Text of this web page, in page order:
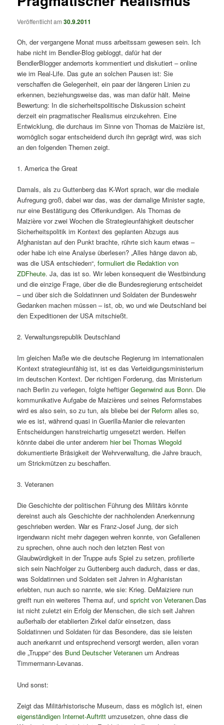
Veröffentlicht am30.9.2011
Oh, der vergangene Monat muss arbeitssam gewesen sein. Ich
habe nicht im Bendler-Blog gebloggt, dafür hat der
BendlerBlogger andernorts kommentiert und diskutiert – online
wie im Real-Life. Das gute an solchen Pausen ist: Sie
verschaffen die Gelegenheit, ein paar der längeren Linien zu
erkennen, beziehungsweise das, was man dafür hält. Meine
Bewertung: In die sicherheitspolitische Diskussion scheint
derzeit ein pragmatischer Realismus einzukehren. Eine
Entwicklung, die durchaus im Sinne von Thomas de Maizière ist,
womöglich sogar entscheidend durch ihn geprägt wird, was sich
an den folgenden Themen zeigt.
1. America the Great
Damals, als zu Guttenberg das K-Wort sprach, war die mediale
Aufregung groß, dabei war das, was der damalige Minister sagte,
nur eine Bestätigung des Offenkundigen. Als Thomas de
Maizière vor zwei Wochen die Strategieunfähigkeit deutscher
Sicherheitspolitik im Kontext des geplanten Abzugs aus
Afghanistan auf den Punkt brachte, rührte sich kaum etwas –
oder habe ich eine Analyse überlesen? „Alles hänge davon ab,
was die USA entschieden“,formuliert die Redaktion von
ZDFheute. Ja, das ist so. Wir leben konsequent die Westbindung
und die einzige Frage, über die die Bundesregierung entscheidet
– und über sich die Soldatinnen und Soldaten der Bundeswehr
Gedanken machen müssen – ist, ob, wo und wie Deutschland bei
den Expeditionen der USA mitschießt.
2. Verwaltungsrepublik Deutschland
Im gleichen Maße wie die deutsche Regierung im internationalen
Kontext strategieunfähig ist, ist es das Verteidigungsministerium
im deutschen Kontext. Der richtigen Forderung, das Ministerium
nach Berlin zu verlegen, folgte heftigerGegenwind aus Bonn. Die
kommunikative Aufgabe de Maizières und seines Reformstabes
wird es also sein, so zu tun, als bliebe bei der Reform alles so,
wie es ist, während quasi in Guerilla-Manier die relevanten
Entscheidungen hanstreichartig umgesetzt werden. Helfen
könnte dabei die unter anderem hier bei Thomas Wiegold
dokumentierte Bräsigkeit der Wehrverwaltung, die Jahre brauch,
um Strickmützen zu beschaffen.
3. Veteranen
Die Geschichte der politischen Führung des Militärs könnte
dereinst auch als Geschichte der nachholenden Anerkennung
geschrieben werden. War es Franz-Josef Jung, der sich
irgendwann nicht mehr dagegen wehren konnte, von Gefallenen
zu sprechen, ohne auch noch den letzten Rest von
Glaubwürdigkeit in der Truppe aufs Spiel zu setzen, profilierte
sich sein Nachfolger zu Guttenberg auch dadurch, dass er das,
was Soldatinnen und Soldaten seit Jahren in Afghanistan
erlebten, nun auch so nannte, wie sie: Krieg. DeMaiziere nun
greift nun ein weiteres Thema auf, undspricht von Veteranen.Das
ist nicht zuletzt ein Erfolg der Menschen, die sich seit Jahren
außerhalb der etablierten Zirkel dafür einsetzen, dass
Soldatinnen und Soldaten für das Besondere, das sie leisten
auch anerkannt und entsprechend versorgt werden, allen voran
die „Truppe“ des Bund Deutscher Veteranen um Andreas
Timmermann-Levanas.
Und sonst:
Zeigt das Militärhistorische Museum, dass es möglich ist, einen
eigenständigen Internet-Auftritt umzusetzen, ohne dass die